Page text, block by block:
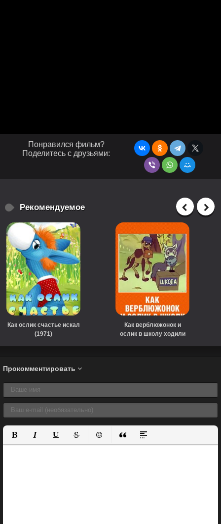
Понравился фильм?
Поделитесь с друзьями:
Рекомендуемое
Как ослик счастье искал
(1971)
Как верблюжонок и
ослик в школу ходили
Прокомментировать
Полужирный
КурсивПодчеркнутый
ЗачеркнутыйВставить смайлик
Вставка цитаты
Вставка спойлера